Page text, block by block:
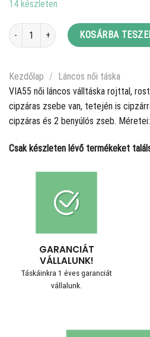
11990 Ft.
14 készleten
VIA55 női láncos válltáska rojttal, rostbőr,
KOSÁRBA
Kezdőlap /
Láncos női táska
VIA55 női láncos válltáska rojttal,
cipzáras zsebe van, tetején is
cipzáras és 2 benyúlós zseb.
Csak készleten lévő termékeket
GARANCIÁT
VÁLLALUNK!
Táskáinkra 1 éves garanciát
vállalunk.